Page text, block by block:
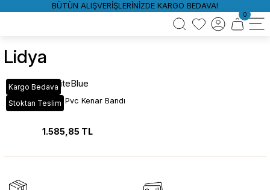
BÜTÜN ALIŞVERİŞLERİNİZDE KARGO BEDAVA!
0
Lidya
Kargo Bedava
Stoktan Teslim
WhiteBlue
301 Lidya Kepi Pvc Kenar Bandı
1.585,85 TL